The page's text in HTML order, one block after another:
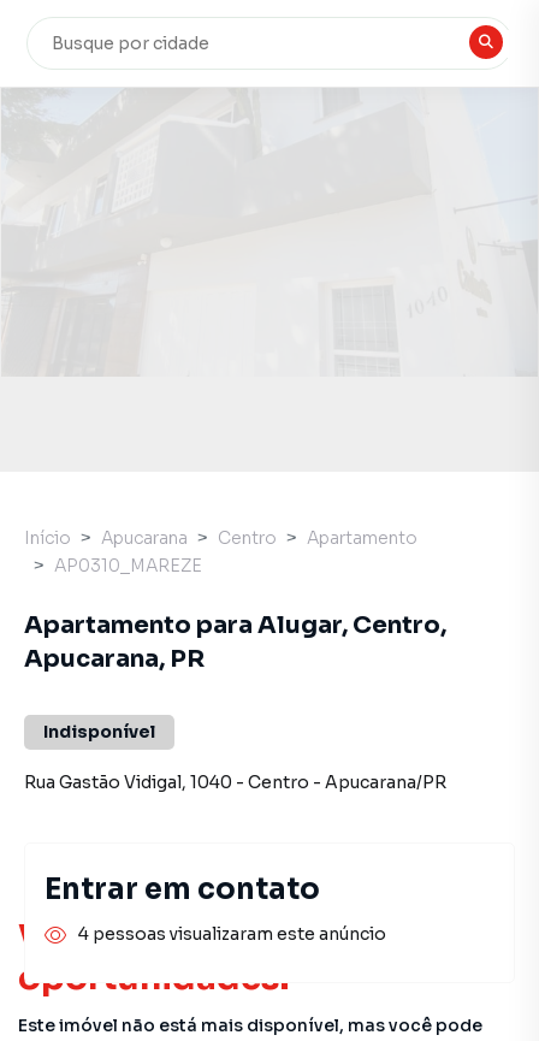
Você pode encontrar novas
oportunidades!
Este imóvel não está mais disponível, mas você pode
Início Apucarana Centro
Apartamento
AP0310_MAREZE
Apartamento para Alugar, Centro,
Apucarana, PR
Indisponível
Rua Gastão Vidigal, 1040 - Centro - Apucarana/PR
Entrar em contato
4 pessoas visualizaram este anúncio